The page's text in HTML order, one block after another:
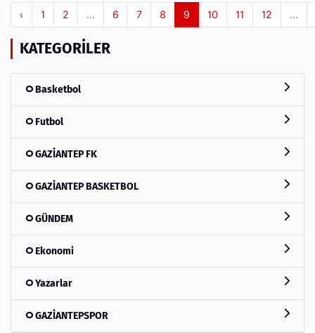
‹ 1 2 ... 6 7 8 9 10 11 12 ...
KATEGORILER
Basketbol
Futbol
GAZİANTEP FK
GAZİANTEP BASKETBOL
GÜNDEM
Ekonomi
Yazarlar
GAZİANTEPSPOR